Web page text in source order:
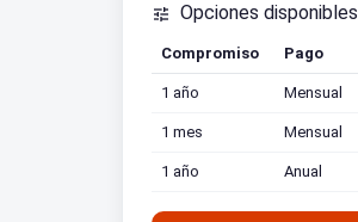
 Opciones disponibles
Compromiso Pago
1 año
Mensual
1 mes Mensual
1 año Anual